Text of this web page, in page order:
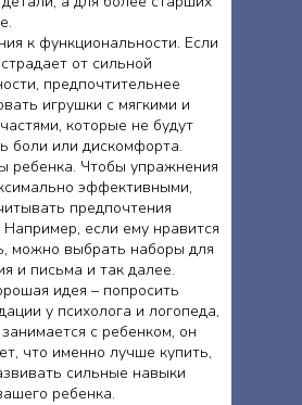
к функциональности. Если
от сильной
предпочтительнее
игрушки с мягкими и
которые не будут
боли или дискомфорта.
ребенка. Чтобы упражнения
эффективными,
предпочтения
Например, если ему нравится
можно выбрать наборы для
и письма и так далее.
идея – попросить
у психолога и логопеда,
с ребенком, он
что именно лучше купить,
сильные навыки
ребенка.
ОНЛАЙН
или по телефону